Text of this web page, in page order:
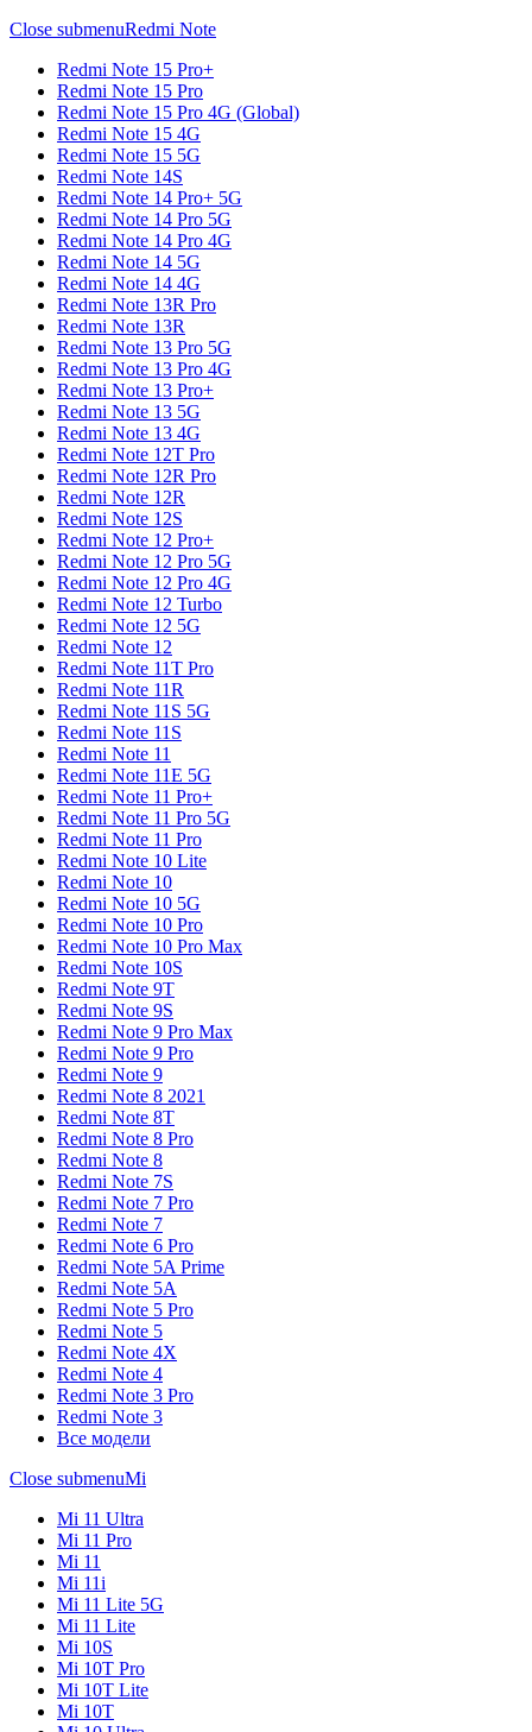
Close submenuRedmi Note
Redmi Note 15 Pro+
Redmi Note 15 Pro
Redmi Note 15 Pro 4G (Global)
Redmi Note 15 4G
Redmi Note 15 5G
Redmi Note 14S
Redmi Note 14 Pro+ 5G
Redmi Note 14 Pro 5G
Redmi Note 14 Pro 4G
Redmi Note 14 5G
Redmi Note 14 4G
Redmi Note 13R Pro
Redmi Note 13R
Redmi Note 13 Pro 5G
Redmi Note 13 Pro 4G
Redmi Note 13 Pro+
Redmi Note 13 5G
Redmi Note 13 4G
Redmi Note 12T Pro
Redmi Note 12R Pro
Redmi Note 12R
Redmi Note 12S
Redmi Note 12 Pro+
Redmi Note 12 Pro 5G
Redmi Note 12 Pro 4G
Redmi Note 12 Turbo
Redmi Note 12 5G
Redmi Note 12
Redmi Note 11T Pro
Redmi Note 11R
Redmi Note 11S 5G
Redmi Note 11S
Redmi Note 11
Redmi Note 11E 5G
Redmi Note 11 Pro+
Redmi Note 11 Pro 5G
Redmi Note 11 Pro
Redmi Note 10 Lite
Redmi Note 10
Redmi Note 10 5G
Redmi Note 10 Pro
Redmi Note 10 Pro Max
Redmi Note 10S
Redmi Note 9T
Redmi Note 9S
Redmi Note 9 Pro Max
Redmi Note 9 Pro
Redmi Note 9
Redmi Note 8 2021
Redmi Note 8T
Redmi Note 8 Pro
Redmi Note 8
Redmi Note 7S
Redmi Note 7 Pro
Redmi Note 7
Redmi Note 6 Pro
Redmi Note 5A Prime
Redmi Note 5A
Redmi Note 5 Pro
Redmi Note 5
Redmi Note 4X
Redmi Note 4
Redmi Note 3 Pro
Redmi Note 3
Все модели
Close submenuMi
Mi 11 Ultra
Mi 11 Pro
Mi 11
Mi 11i
Mi 11 Lite 5G
Mi 11 Lite
Mi 10S
Mi 10T Pro
Mi 10T Lite
Mi 10T